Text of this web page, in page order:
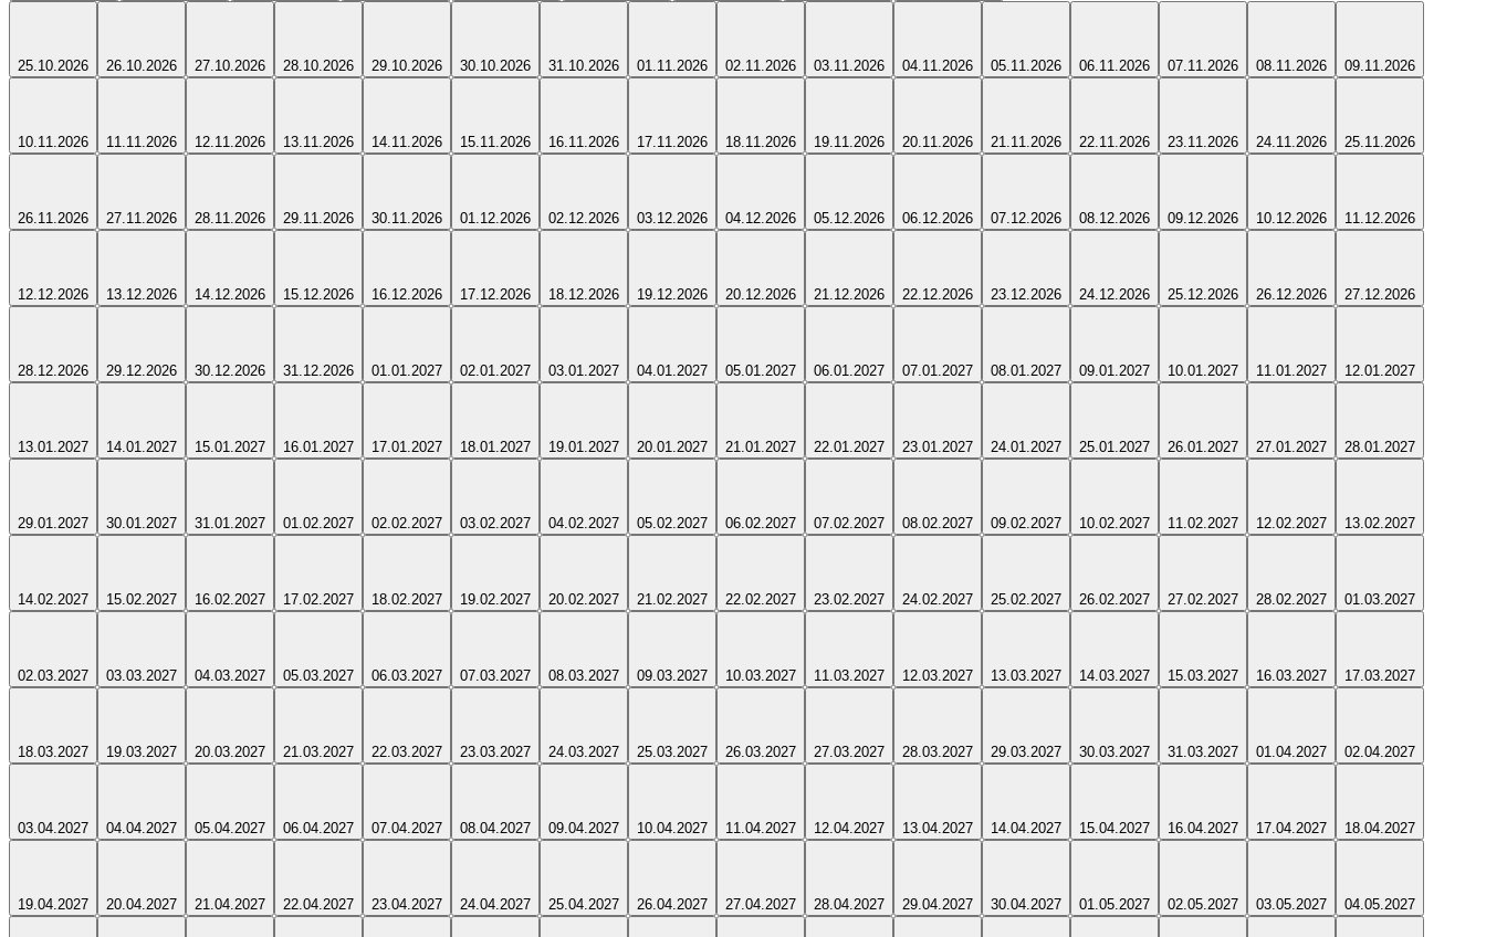
25.10.2026 26.10.2026 27.10.2026 28.10.2026 29.10.2026 30.10.2026 31.10.2026 01.11.2026 02.11.2026 03.11.2026 04.11.2026 05.11.2026 06.11.2026 07.11.2026 08.11.2026 09.11.2026
10.11.2026 11.11.2026 12.11.2026 13.11.2026 14.11.2026 15.11.2026 16.11.2026 17.11.2026 18.11.2026 19.11.2026 20.11.2026 21.11.2026 22.11.2026 23.11.2026 24.11.2026 25.11.2026
26.11.2026 27.11.2026 28.11.2026 29.11.2026 30.11.2026 01.12.2026 02.12.2026 03.12.2026 04.12.2026 05.12.2026 06.12.2026 07.12.2026 08.12.2026 09.12.2026 10.12.2026 11.12.2026
12.12.2026 13.12.2026 14.12.2026 15.12.2026 16.12.2026 17.12.2026 18.12.2026 19.12.2026 20.12.2026 21.12.2026 22.12.2026 23.12.2026 24.12.2026 25.12.2026 26.12.2026 27.12.2026
28.12.2026 29.12.2026 30.12.2026 31.12.2026 01.01.2027 02.01.2027 03.01.2027 04.01.2027 05.01.2027 06.01.2027 07.01.2027 08.01.2027 09.01.2027 10.01.2027 11.01.2027 12.01.2027
13.01.2027 14.01.2027 15.01.2027 16.01.2027 17.01.2027 18.01.2027 19.01.2027 20.01.2027 21.01.2027 22.01.2027 23.01.2027 24.01.2027 25.01.2027 26.01.2027 27.01.2027 28.01.2027
29.01.2027 30.01.2027 31.01.2027 01.02.2027 02.02.2027 03.02.2027 04.02.2027 05.02.2027 06.02.2027 07.02.2027 08.02.2027 09.02.2027 10.02.2027 11.02.2027 12.02.2027 13.02.2027
14.02.2027 15.02.2027 16.02.2027 17.02.2027 18.02.2027 19.02.2027 20.02.2027 21.02.2027 22.02.2027 23.02.2027 24.02.2027 25.02.2027 26.02.2027 27.02.2027 28.02.2027 01.03.2027
02.03.2027 03.03.2027 04.03.2027 05.03.2027 06.03.2027 07.03.2027 08.03.2027 09.03.2027 10.03.2027 11.03.2027 12.03.2027 13.03.2027 14.03.2027 15.03.2027 16.03.2027 17.03.2027
18.03.2027 19.03.2027 20.03.2027 21.03.2027 22.03.2027 23.03.2027 24.03.2027 25.03.2027 26.03.2027 27.03.2027 28.03.2027 29.03.2027 30.03.2027 31.03.2027 01.04.2027 02.04.2027
03.04.2027 04.04.2027 05.04.2027 06.04.2027 07.04.2027 08.04.2027 09.04.2027 10.04.2027 11.04.2027 12.04.2027 13.04.2027 14.04.2027 15.04.2027 16.04.2027 17.04.2027 18.04.2027
19.04.2027 20.04.2027 21.04.2027 22.04.2027 23.04.2027 24.04.2027 25.04.2027 26.04.2027 27.04.2027 28.04.2027 29.04.2027 30.04.2027 01.05.2027 02.05.2027 03.05.2027 04.05.2027